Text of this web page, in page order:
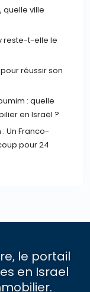
quelle ville
reste-t-elle le
réussir son
: quelle
en Israël ?
Un Franco-
pour 24
le portail
en Israel